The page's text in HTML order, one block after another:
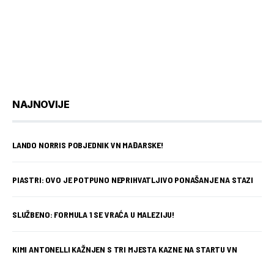
NAJNOVIJE
LANDO NORRIS POBJEDNIK VN MAĐARSKE!
PIASTRI: OVO JE POTPUNO NEPRIHVATLJIVO PONAŠANJE NA STAZI
SLUŽBENO: FORMULA 1 SE VRAĆA U MALEZIJU!
KIMI ANTONELLI KAŽNJEN S TRI MJESTA KAZNE NA STARTU VN